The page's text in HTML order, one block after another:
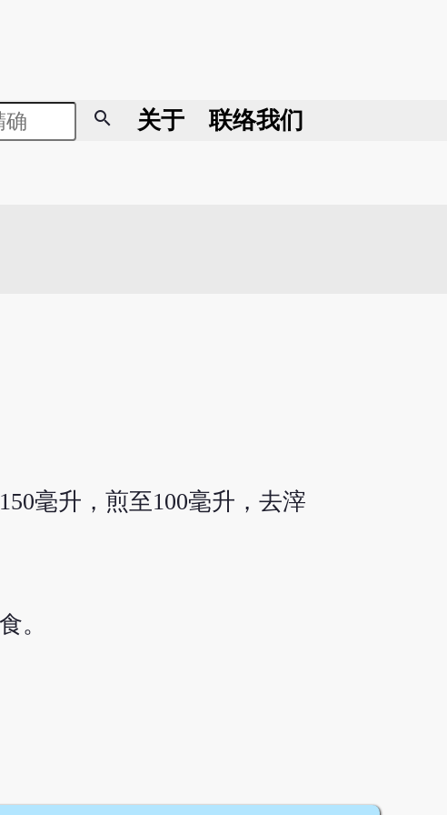
search 关于 联络我们
毫升，煎至100毫升，去滓
。